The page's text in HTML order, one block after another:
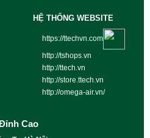
HỆ THỐNG WEBSITE
https://ttechvn.com
http://tshops.vn
http://ttech.vn
http://store.ttech.vn
http://omega-air.vn/
Cao